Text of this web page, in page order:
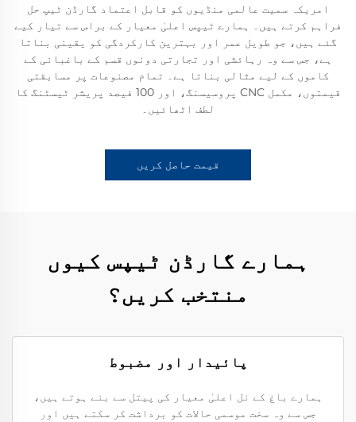
امریکہ سمیت عالمی منڈیوں کو قابل اعتماد گارڈن ٹیپ حل
فراہم کرتے ہیں۔ ہمارے ٹیپس اعلیٰ معیار کے براس سے تیار کیے
گئے ہیں، جو طویل عمر اور بہترین کارکردگی کو یقینی بناتا
ہے، جس سے وہ رہائشی اور تجارتی دونوں قسم کے باغبانی کے
کاموں کے لیے مثالی بناتا ہے۔ تمام مصنوعات پر مسابقتی
قیمتوں، مکمل CNC پروسیسنگ، اور 100 فیصد پریشر ٹیسٹنگ کا
لطف اٹھائیں۔
قیمت حاصل کریں
ہمارے گارڈن ٹیپس کیوں
منتخب کریں؟
پائیدار اور مضبوط
ہمارے باغ کے نل اعلیٰ معیار کی پیتل سے بنے ہوتے ہیں،
جس سے وہ سخت موسمی حالات کو برداشت کر سکتے ہیں اور